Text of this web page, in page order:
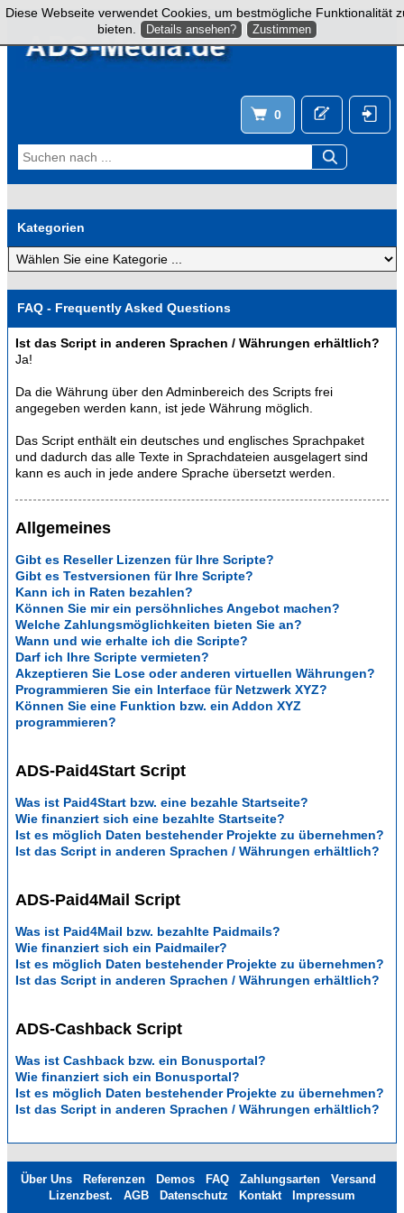
0
Kategorien
FAQ - Frequently Asked Questions
Ist das Script in anderen Sprachen / Währungen erhältlich?
Ja!
Da die Währung über den Adminbereich des Scripts frei
angegeben werden kann, ist jede Währung möglich.
Das Script enthält ein deutsches und englisches Sprachpaket
und dadurch das alle Texte in Sprachdateien ausgelagert sind
kann es auch in jede andere Sprache übersetzt werden.
Allgemeines
Gibt es Reseller Lizenzen für Ihre Scripte?
Gibt es Testversionen für Ihre Scripte?
Kann ich in Raten bezahlen?
Können Sie mir ein persöhnliches Angebot machen?
Welche Zahlungsmöglichkeiten bieten Sie an?
Wann und wie erhalte ich die Scripte?
Darf ich Ihre Scripte vermieten?
Akzeptieren Sie Lose oder anderen virtuellen Währungen?
Programmieren Sie ein Interface für Netzwerk XYZ?
Können Sie eine Funktion bzw. ein Addon XYZ
programmieren?
ADS-Paid4Start Script
Was ist Paid4Start bzw. eine bezahle Startseite?
Wie finanziert sich eine bezahlte Startseite?
Ist es möglich Daten bestehender Projekte zu übernehmen?
Ist das Script in anderen Sprachen / Währungen erhältlich?
ADS-Paid4Mail Script
Was ist Paid4Mail bzw. bezahlte Paidmails?
Wie finanziert sich ein Paidmailer?
Ist es möglich Daten bestehender Projekte zu übernehmen?
Ist das Script in anderen Sprachen / Währungen erhältlich?
ADS-Cashback Script
Was ist Cashback bzw. ein Bonusportal?
Wie finanziert sich ein Bonusportal?
Ist es möglich Daten bestehender Projekte zu übernehmen?
Ist das Script in anderen Sprachen / Währungen erhältlich?
Diese Webseite verwendet Cookies, um bestmögliche Funktionalität
bieten.
Details ansehen? Zustimmen
Über Uns Referenzen Demos FAQ Zahlungsarten
Versand
Lizenzbest.
AGB Datenschutz Kontakt Impressum